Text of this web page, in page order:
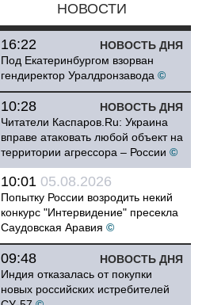
НОВОСТИ
НОВОСТЬ ДНЯ
16:22
Под Екатеринбургом взорван
гендиректор Уралдронзавода ©
НОВОСТЬ ДНЯ
10:28
Читатели Каспаров.Ru: Украина
вправе атаковать любой объект на
территории агрессора – России ©
10:01 05.08.2026
Попытку России возродить некий
конкурс "Интервидение" пресекла
Саудовская Аравия ©
НОВОСТЬ ДНЯ
09:48
Индия отказалась от покупки
новых российских истребителей